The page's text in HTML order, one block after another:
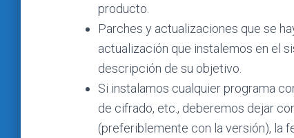
producto.
Parches y actualizaciones que se
actualización que instalemos en el
descripción de su objetivo.
Si instalamos cualquier programa
de cifrado, etc., deberemos dejar
(preferiblemente con la versión), la